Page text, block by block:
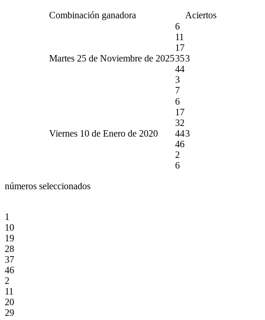
Combinación ganadora Aciertos
Martes 25 de Noviembre de 2025
6
11
17
35
44
3
7
3
Viernes 10 de Enero de 2020
6
17
32
44
46
2
6
3
números seleccionados
1
10
19
28
37
46
2
11
20
29